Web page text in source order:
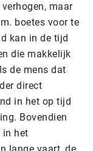
maar
boetes voor te
kan in de tijd
die makkelijk
de mens dat
direct
in het op tijd
Bovendien
in het